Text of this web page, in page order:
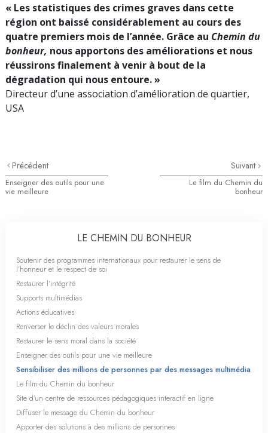
« Les statistiques des crimes graves dans cette
région ont baissé considérablement au cours des
quatre premiers mois de l’année. Grâce au Chemin du
bonheur, nous apportons des améliorations et nous
réussirons finalement à venir à bout de la
dégradation qui nous entoure. »
Directeur d’une association d’amélioration de quartier,
USA
Précédent
Enseigner des outils pour une
vie meilleure
Suivant
Le film du Chemin du
bonheur
LE CHEMIN DU BONHEUR
Soutenir des programmes internationaux pour restaurer le sens de
l’honneur et le respect de soi
Restaurer l’intégrité
Supports multimédias
Actions éducatives
Renverser le déclin des valeurs morales
Restaurer le sens moral dans la société
Enseigner des outils pour une vie meilleure
Sensibiliser des millions de personnes par des messages multimédia
Le film du Chemin du bonheur
Site d’un centre de ressources pédagogiques interactif en ligne
Diffuser le message du Chemin du bonheur
Apporter des solutions à des millions de personnes